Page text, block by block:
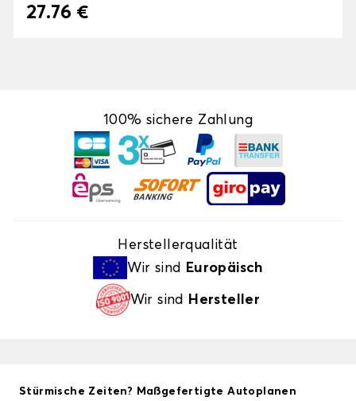
27.76 €
100% sichere Zahlung
Herstellerqualität
Wir sind
Europäisch
Wir sind Hersteller
Stürmische Zeiten? Maßgefertigte Autoplanen